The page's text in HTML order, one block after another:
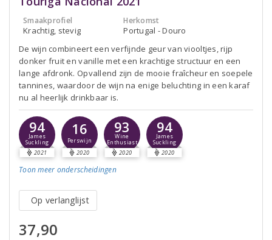
Smaakprofiel
Krachtig, stevig
Herkomst
Portugal - Douro
De wijn combineert een verfijnde geur van viooltjes, rijp
donker fruit en vanille met een krachtige structuur en een
lange afdronk. Opvallend zijn de mooie fraîcheur en soepele
tannines, waardoor de wijn na enige beluchting in een karaf
nu al heerlijk drinkbaar is.
94
James
Suckling
2021
16
Perswijn
2020
93
Wine
Enthusiast
2020
94
James
Suckling
2020
Toon meer onderscheidingen
Op verlanglijst
37,90